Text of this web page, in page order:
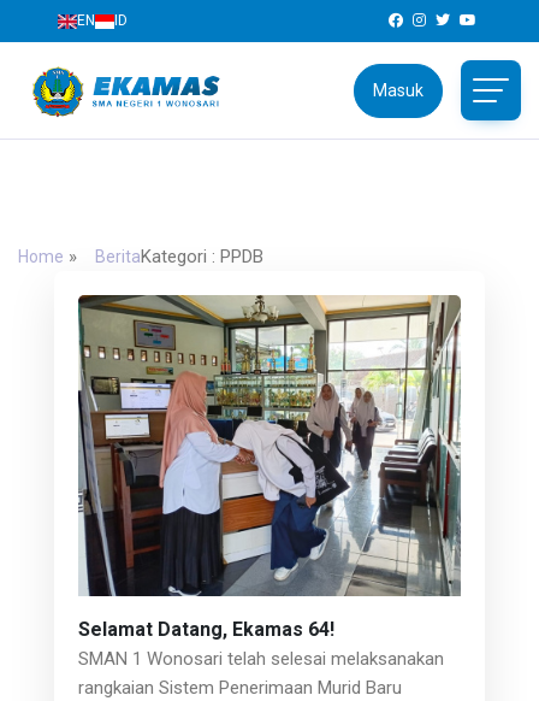
EN ID
Masuk
Home » BeritaKategori : PPDB
Selamat Datang, Ekamas 64!
SMAN 1 Wonosari telah selesai melaksanakan
rangkaian Sistem Penerimaan Murid Baru